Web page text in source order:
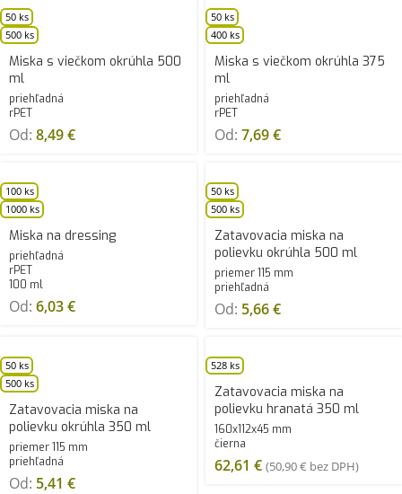
50 ks
500 ks
Miska s viečkom okrúhla 500
ml
priehľadná
rPET
Od: 8,49€
50 ks
400 ks
Miska s viečkom okrúhla 375
ml
priehľadná
rPET
Od: 7,69€
100 ks
1000 ks
Miska na dressing
priehľadná
rPET
100 ml
Od: 6,03€
50 ks
500 ks
Zatavovacia miska na
polievku okrúhla 500 ml
priemer 115 mm
priehľadná
Od: 5,66€
50 ks
500 ks
Zatavovacia miska na
polievku okrúhla 350 ml
priemer 115 mm
priehľadná
Od: 5,41 €
528 ks
Zatavovacia miska na
polievku hranatá 350 ml
160x112x45 mm
čierna
62,61 € (50,90€ bez DPH)